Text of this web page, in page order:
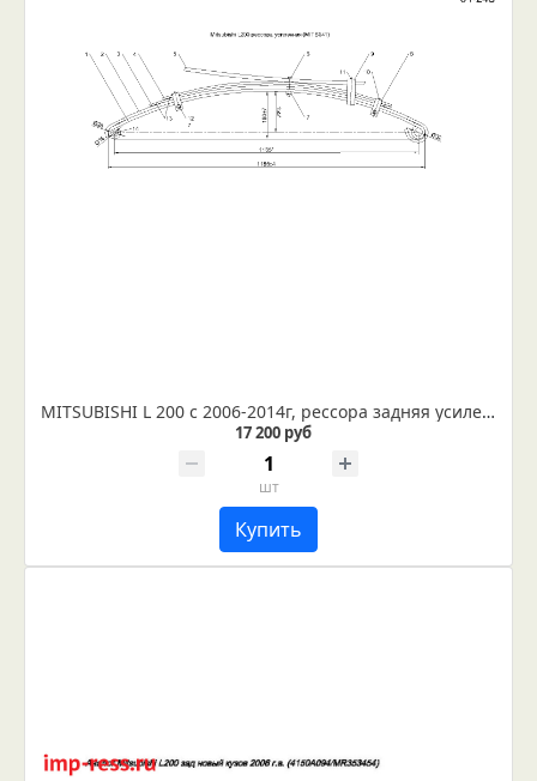
MITSUBISHI L 200 с 2006-2014г, рессора задняя усиленная в сборе (Арт. IR 01-24в)
17 200 руб
шт
Купить